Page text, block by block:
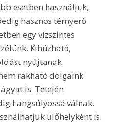
esetben használjuk,
hasznos térnyerő
egy vízszintes
Kihúzható,
nyújtanak
rakható dolgaink
is. Tetején
hangsúlyossá válnak.
ülőhelyként is.